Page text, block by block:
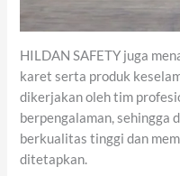
HILDAN SAFETY juga
karet serta produk
dikerjakan oleh tim
berpengalaman, sehingga
berkualitas tinggi dan
ditetapkan.